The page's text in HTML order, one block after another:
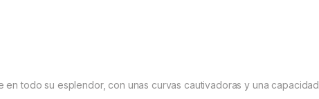
todo su esplendor, con unas curvas cautivadoras y una capacidad